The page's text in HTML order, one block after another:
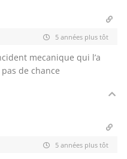
5 années plus tôt
mecanique qui l’a
de chance
5 années plus tôt